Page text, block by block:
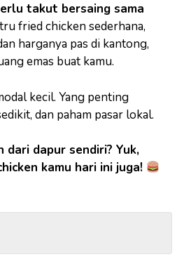
takut bersaing sama
fried chicken sederhana,
harganya pas di kantong,
emas buat kamu.
kecil. Yang penting
dan paham pasar lokal.
dari dapur sendiri? Yuk,
kamu hari ini juga!